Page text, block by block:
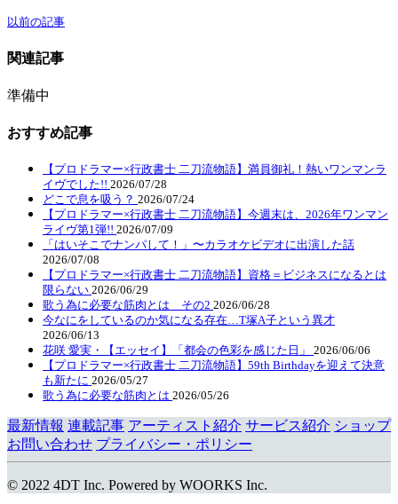
以前の記事
関連記事
準備中
おすすめ記事
【プロドラマー×行政書士 二刀流物語】満員御礼！熱いワンマンラ
イヴでした!! 2026/07/28
どこで息を吸う？ 2026/07/24
【プロドラマー×行政書士 二刀流物語】今週末は、2026年ワンマン
ライヴ第1弾!! 2026/07/09
「はいそこでナンパして！」〜カラオケビデオに出演した話
2026/07/08
【プロドラマー×行政書士 二刀流物語】資格＝ビジネスになるとは
限らない 2026/06/29
歌う為に必要な筋肉とは その2 2026/06/28
今なにをしているのか気になる存在…T塚A子という異才
2026/06/13
花咲 愛実・【エッセイ】「都会の色彩を感じた日」 2026/06/06
【プロドラマー×行政書士 二刀流物語】59th Birthdayを迎えて決意
も新たに 2026/05/27
歌う為に必要な筋肉とは 2026/05/26
最新情報 連載記事 アーティスト紹介 サービス紹介 ショップ
お問い合わせ プライバシー・ポリシー
© 2022 4DT Inc. Powered by WOORKS Inc.